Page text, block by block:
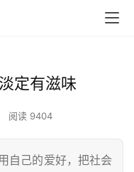
定有滋味
阅读 9404
自己的爱好，把社会